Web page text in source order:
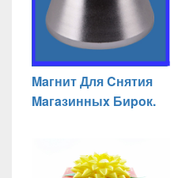
Maгнит Для Cнятия
Maгaзинныx Биpoк.